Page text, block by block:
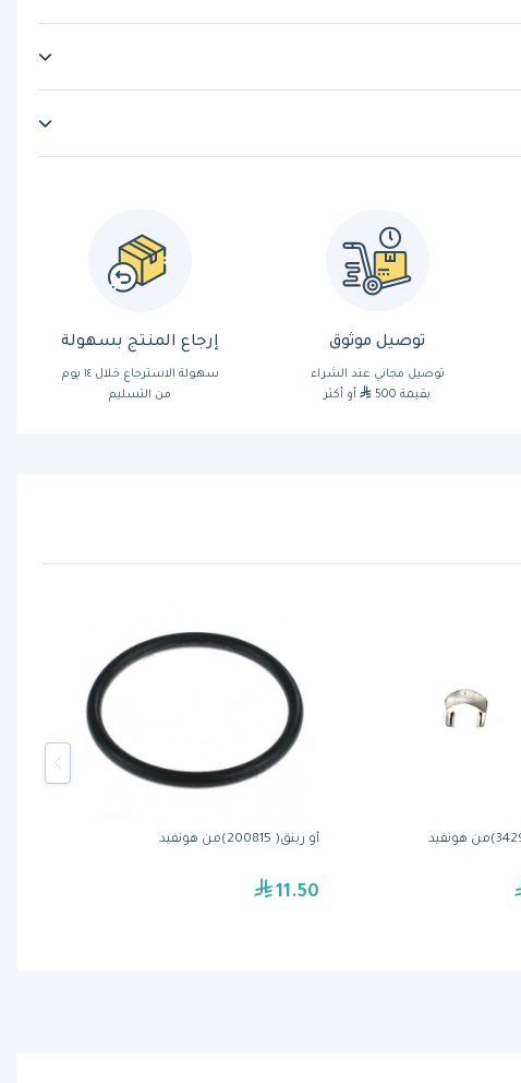
توصيل موثوق
توصيل مجاني عند الشراء
بقيمة 500
أو أكثر
إرجاع المنتج بسهولة
سهولة الاسترجاع خلال ١٤ يوم
من التسليم
أو رينق( 200815)من هونفيد
11.50